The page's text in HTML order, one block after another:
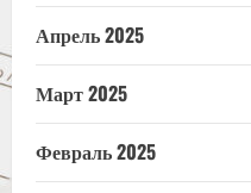
Апрель 2025
Март 2025
Февраль 2025